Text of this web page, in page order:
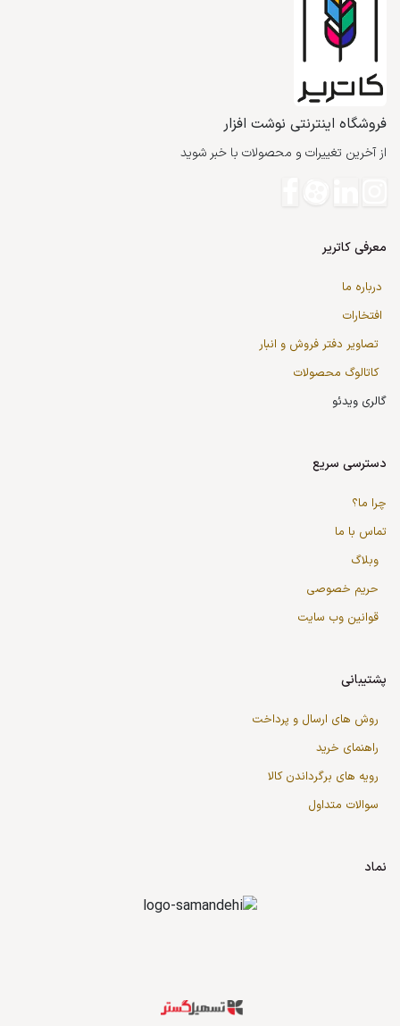
فروشگاه اینترنتی نوشت افزار
از آخرین تغییرات و محصولات با خبر شوید
معرفی کاتریر
درباره ما
افتخارات
تصاویر دفتر فروش و انبار
کاتالوگ محصولات
گالری ویدئو
دسترسی سریع
چرا ما؟
تماس با ما
وبلاگ
حریم خصوصی
قوانین وب سایت
پشتیبانی
روش های ارسال و پرداخت
راهنمای خرید
رویه های برگرداندن کالا
سوالات متداول
نماد